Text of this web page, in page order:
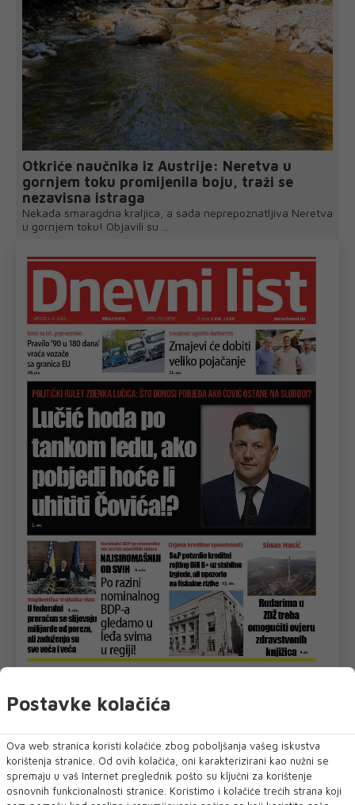
Otkriće naučnika iz Austrije: Neretva u
gornjem toku promijenila boju, traži se
nezavisna istraga
Nekada smaragdna kraljica, a sada neprepoznatljiva Neretva
u gornjem toku! Objavili su ...
Postavke kolačića
Ova web stranica koristi kolačiće zbog poboljšanja vašeg iskustva
korištenja stranice. Od ovih kolačića, oni karakterizirani kao nužni se
spremaju u vaš Internet preglednik pošto su ključni za korištenje
osnovnih funkcionalnosti stranice. Koristimo i kolačiće trećih strana koji